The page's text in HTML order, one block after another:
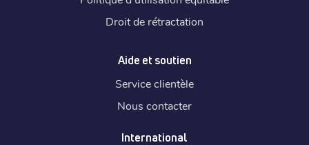
Droit de rétractation
Aide et soutien
Service clientèle
Nous contacter
International